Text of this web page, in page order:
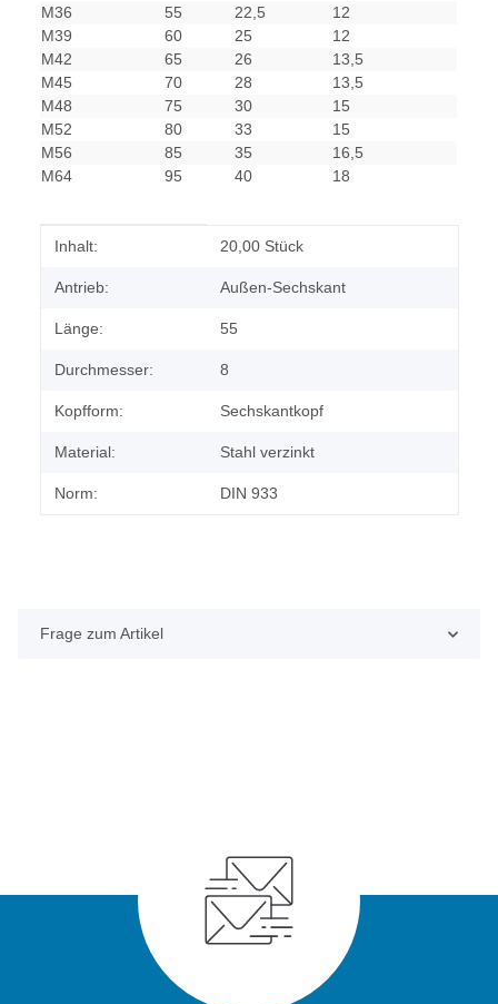
M36
55 22,5
12
M39
60 25
12
M42
65 26
13,5
M45
70 28
13,5
M48
75 30
15
M52
80 33
15
M56
85 35
16,5
M64
95 40 18
Produkteigenschaft
Wert
Inhalt: 20,00 Stück
Antrieb: Außen-Sechskant
Länge: 55
Durchmesser: 8
Kopfform: Sechskantkopf
Material: Stahl verzinkt
Norm: DIN 933
Frage zum Artikel